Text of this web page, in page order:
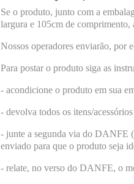
Se o produto, junto com a
largura e 105cm de comprimento,
Nossos operadores enviarão, por
Para postar o produto siga as
- acondicione o produto em sua
- devolva todos os itens/
- junte a segunda via do DANFE
enviado para que o produto seja
- relate, no verso do DANFE, o